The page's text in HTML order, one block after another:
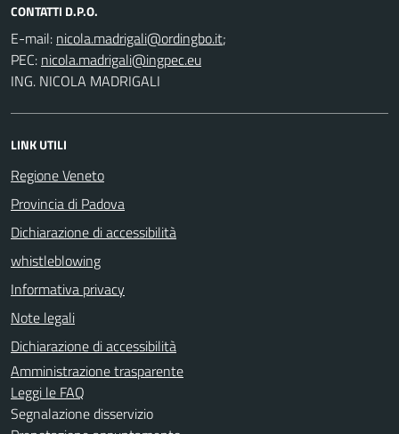
CONTATTI D.P.O.
E-mail:
;
PEC:
ING. NICOLA MADRIGALI
LINK UTILI
Regione Veneto
Provincia di Padova
Dichiarazione di accessibilità
whistleblowing
Informativa privacy
Note legali
Dichiarazione di accessibilità
Amministrazione trasparente
Leggi le FAQ
Segnalazione disservizio